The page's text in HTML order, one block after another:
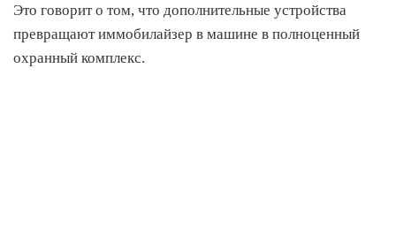
Это говорит о том, что дополнительные устройства
превращают иммобилайзер в машине в полноценный
охранный комплекс.